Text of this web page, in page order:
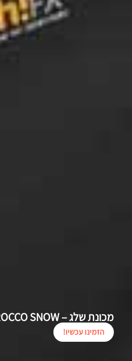
מכונת שלג – SIROCCO SNOW
הזמינו עכשיו!